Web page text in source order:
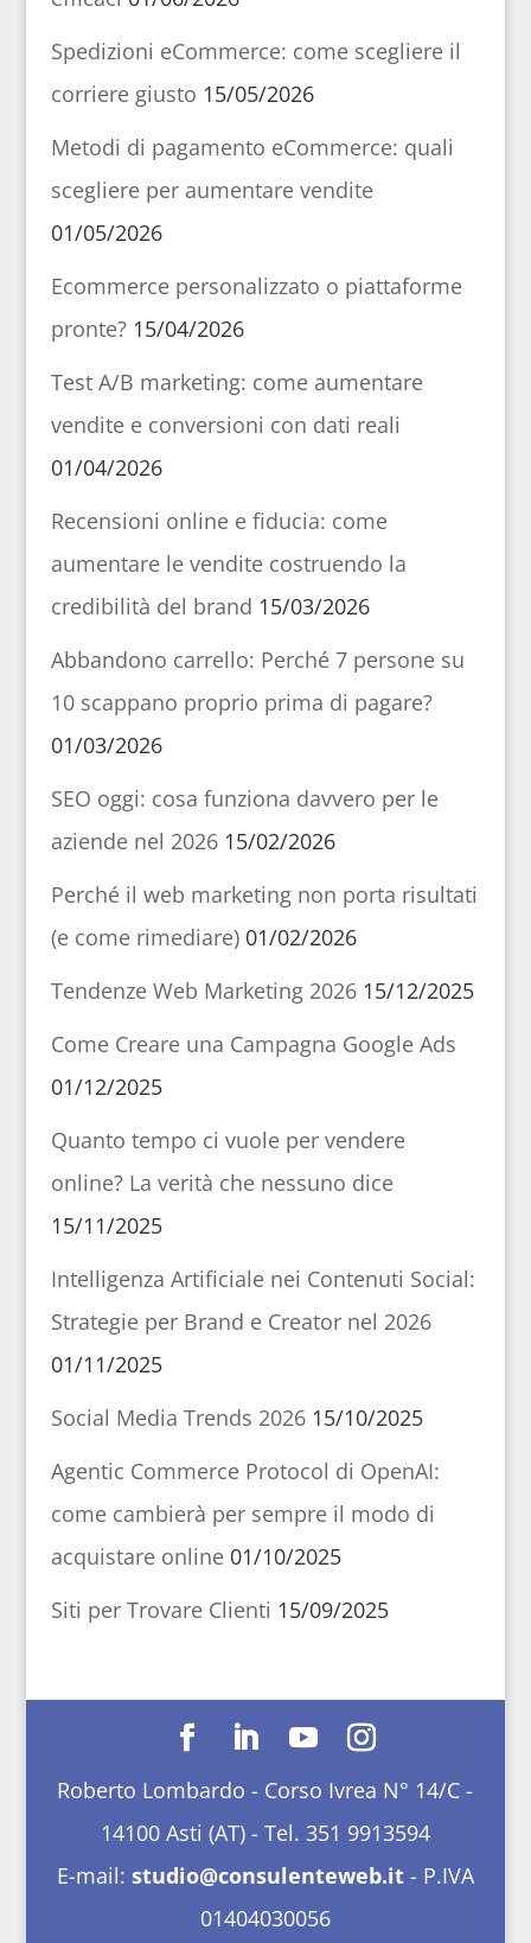
Spedizioni eCommerce: come scegliere il
corriere giusto 15/05/2026
Metodi di pagamento eCommerce: quali
scegliere per aumentare vendite
01/05/2026
Ecommerce personalizzato o piattaforme
pronte? 15/04/2026
Test A/B marketing: come aumentare
vendite e conversioni con dati reali
01/04/2026
Recensioni online e fiducia: come
aumentare le vendite costruendo la
credibilità del brand 15/03/2026
Abbandono carrello: Perché 7 persone su
10 scappano proprio prima di pagare?
01/03/2026
SEO oggi: cosa funziona davvero per le
aziende nel 2026 15/02/2026
Perché il web marketing non porta risultati
(e come rimediare) 01/02/2026
Tendenze Web Marketing 2026 15/12/2025
Come Creare una Campagna Google Ads
01/12/2025
Quanto tempo ci vuole per vendere
online? La verità che nessuno dice
15/11/2025
Intelligenza Artificiale nei Contenuti Social:
Strategie per Brand e Creator nel 2026
01/11/2025
Social Media Trends 2026 15/10/2025
Agentic Commerce Protocol di OpenAI:
come cambierà per sempre il modo di
acquistare online 01/10/2025
Siti per Trovare Clienti 15/09/2025
Roberto Lombardo - Corso Ivrea N° 14/C -
14100 Asti (AT) - Tel. 351 9913594
E-mail: studio@consulenteweb.it- P.IVA
01404030056